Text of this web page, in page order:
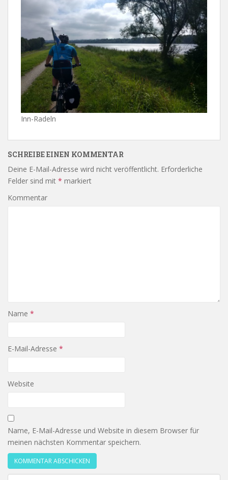
Inn-Radeln
SCHREIBE EINEN KOMMENTAR
Deine E-Mail-Adresse wird nicht veröffentlicht. Erforderliche
Felder sind mit * markiert
Kommentar
Name *
E-Mail-Adresse *
Website
Name, E-Mail-Adresse und Website in diesem Browser für
meinen nächsten Kommentar speichern.